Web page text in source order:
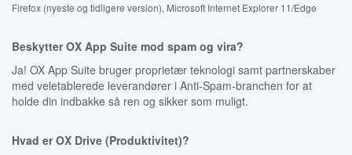
Firefox (nyeste og tidligere version), Microsoft Internet Explorer 11/Edge
Beskytter OX App Suite mod spam og vira?
Ja! OX App Suite bruger proprietær teknologi samt partnerskaber
med veletablerede leverandører i Anti-Spam-branchen for at
holde din indbakke så ren og sikker som muligt.
Hvad er OX Drive (Produktivitet)?